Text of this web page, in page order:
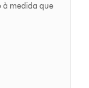
à medida que